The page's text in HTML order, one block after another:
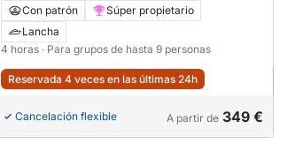
Botella de Cava Premium - TODO INCLUIDO
Con patrón
Súper propietario
Lancha
4 horas · Para grupos de hasta 9 personas
Reservada 4 veces en las últimas 24h
Cancelación flexible A partir de 349 €